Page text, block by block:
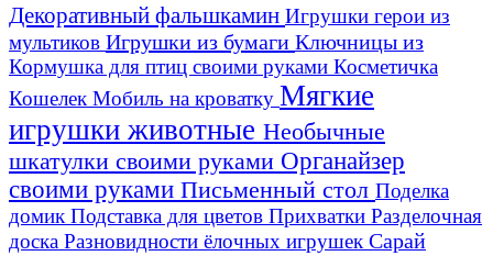
Декоративный фальшкамин Игрушки герои из
мультиков Игрушки из бумаги Ключницы из
Кормушка для птиц своими руками Косметичка
Кошелек Мобиль на кроватку Мягкие
игрушки животные Необычные
шкатулки своими руками Органайзер
своими руками Письменный стол Поделка
домик Подставка для цветов Прихватки Разделочная
доска Разновидности ёлочных игрушек Сарай